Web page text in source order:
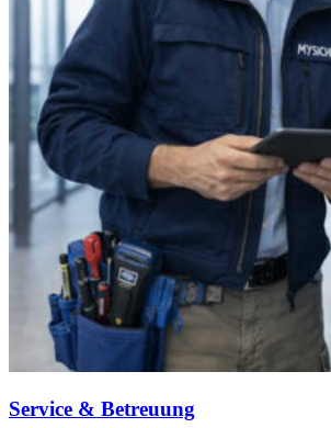
Service & Betreuung